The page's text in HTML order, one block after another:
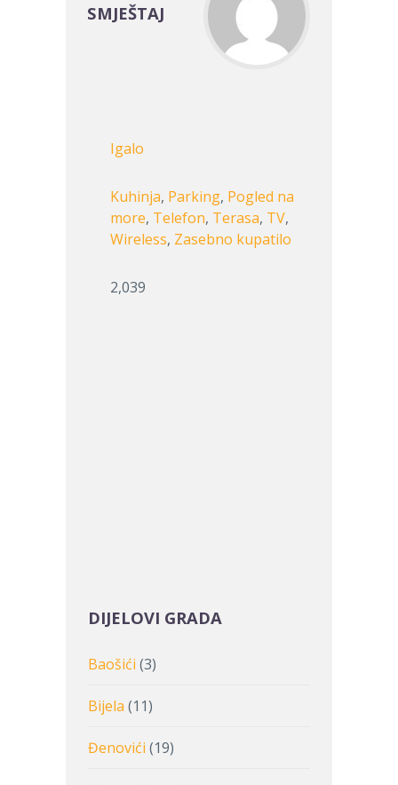
SMJEŠTAJ
Igalo
Kuhinja, Parking, Pogled na
more, Telefon, Terasa, TV,
Wireless, Zasebno kupatilo
2,039
DIJELOVI GRADA
Baošići (3)
Bijela (11)
Đenovići (19)